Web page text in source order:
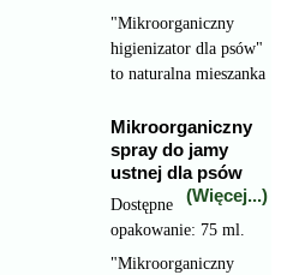
"Mikroorganiczny
higienizator dla psów"
to naturalna mieszanka
utrzymania higieny
samych psów, a także
do odświeżenia ich
kojców i posłań.
Mikroorganiczny
spray do jamy
ustnej dla psów
(Więcej...)
Dostępne
opakowanie: 75 ml.
"Mikroorganiczny